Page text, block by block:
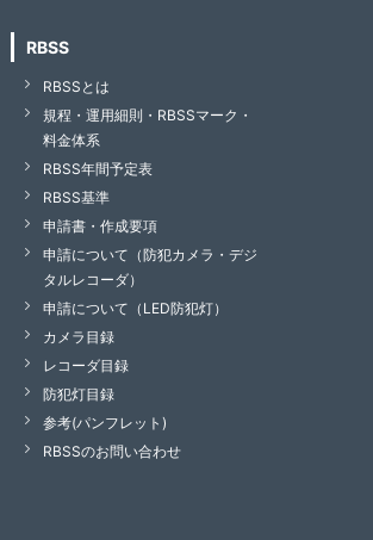
RBSS
RBSSとは
規程・運用細則・RBSSマーク・
料金体系
RBSS年間予定表
RBSS基準
申請書・作成要項
申請について （防犯カメラ・デジ
タルレコーダ）
申請について （LED防犯灯）
カメラ目録
レコーダ目録
防犯灯目録
参考(パンフレット)
RBSSのお問い合わせ